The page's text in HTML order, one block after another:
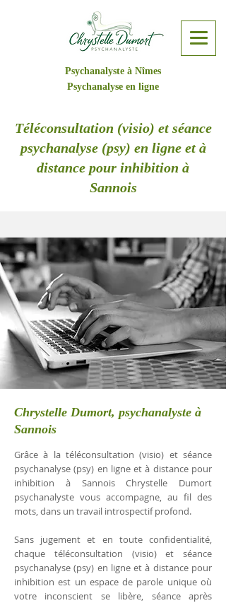
Psychanalyste à Nîmes
Psychanalyse en ligne
Téléconsultation (visio) et séance
psychanalyse (psy) en ligne et à
distance pour inhibition à
Sannois
Chrystelle Dumort, psychanalyste à
Sannois
Grâce à la téléconsultation (visio) et séance
psychanalyse (psy) en ligne et à distance pour
inhibition à Sannois Chrystelle Dumort
psychanalyste vous accompagne, au fil des
mots, dans un travail introspectif profond.
Sans jugement et en toute confidentialité,
chaque téléconsultation (visio) et séance
psychanalyse (psy) en ligne et à distance pour
inhibition est un espace de parole unique où
votre inconscient se libère, séance après